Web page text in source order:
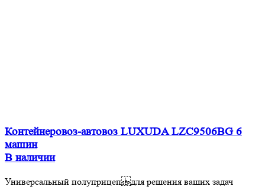
Контейнеровоз-автовоз LUXUDA LZC9506BG 6
машин
В наличии
Универсальный полуприцеп для решения ваших задач